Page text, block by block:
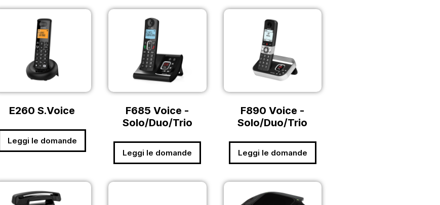
E260 S.Voice
Leggi le domande
F685 Voice -
Solo/Duo/Trio
Leggi le domande
F890 Voice -
Solo/Duo/Trio
Leggi le domande